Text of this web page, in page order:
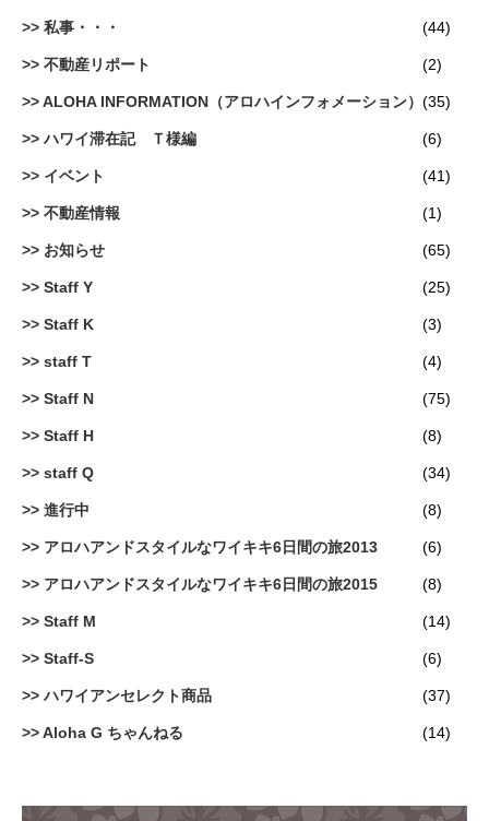
私事・・・ (44)
不動産リポート (2)
ALOHA INFORMATION（アロハインフォメーション） (35)
ハワイ滞在記 Ｔ様編 (6)
イベント (41)
不動産情報 (1)
お知らせ (65)
Staff Y (25)
Staff K (3)
staff T (4)
Staff N (75)
Staff H (8)
staff Q (34)
進行中 (8)
アロハアンドスタイルなワイキキ6日間の旅2013 (6)
アロハアンドスタイルなワイキキ6日間の旅2015 (8)
Staff M (14)
Staff-S (6)
ハワイアンセレクト商品 (37)
Aloha G ちゃんねる (14)